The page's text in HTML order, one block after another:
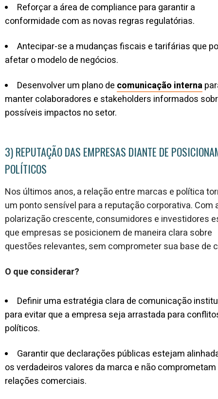
Reforçar a área de compliance para garantir a
conformidade com as novas regras regulatórias.
Antecipar-se a mudanças fiscais e tarifárias que
afetar o modelo de negócios.
Desenvolver um plano de comunicação interna
manter colaboradores e stakeholders informados
possíveis impactos no setor.
3) REPUTAÇÃO DAS EMPRESAS DIANTE DE
POLÍTICOS
Nos últimos anos, a relação entre marcas e política
um ponto sensível para a reputação corporativa. Com
polarização crescente, consumidores e investidores
que empresas se posicionem de maneira clara sobre
questões relevantes, sem comprometer sua base de
O que considerar?
Definir uma estratégia clara de comunicação
para evitar que a empresa seja arrastada para
políticos.
Garantir que declarações públicas estejam
os verdadeiros valores da marca e não comprometam
relações comerciais.